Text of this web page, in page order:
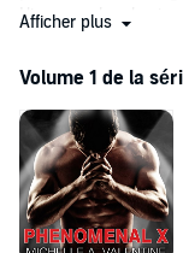
His muscular
thumb of her
accepts a job as the
Phenomenal X has
finds hard to resist.
blur between them,
changes everything.
Contains mature
Afficher plus
Volume 1 de la